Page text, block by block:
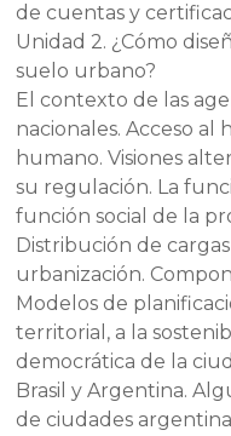
de cuentas y
Unidad 2. ¿Cómo
suelo urbano?
El contexto de las
nacionales. Acceso
humano. Visiones
su regulación. La
función social de la
Distribución de
urbanización.
Modelos de
territorial, a la
democrática de la
Brasil y Argentina.
de ciudades